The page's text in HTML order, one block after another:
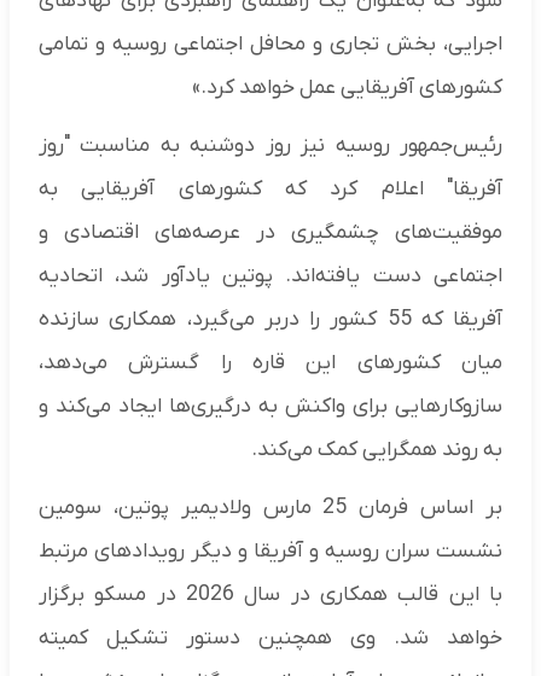
اجرایی، بخش تجاری و محافل اجتماعی روسیه و تمامی
کشورهای آفریقایی عمل خواهد کرد.»
رئیس‌جمهور روسیه نیز روز دوشنبه به مناسبت "روز
آفریقا" اعلام کرد که کشورهای آفریقایی به
موفقیت‌های چشمگیری در عرصه‌های اقتصادی و
اجتماعی دست یافته‌اند. پوتین یادآور شد، اتحادیه
آفریقا که 55 کشور را دربر می‌گیرد، همکاری سازنده
میان کشورهای این قاره را گسترش می‌دهد،
سازوکارهایی برای واکنش به درگیری‌ها ایجاد می‌کند و
به روند همگرایی کمک می‌کند.
بر اساس فرمان 25 مارس ولادیمیر پوتین، سومین
نشست سران روسیه و آفریقا و دیگر رویدادهای مرتبط
با این قالب همکاری در سال 2026 در مسکو برگزار
خواهد شد. وی همچنین دستور تشکیل کمیته